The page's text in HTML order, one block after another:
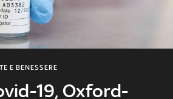
19, Oxford-
E BENESSERE